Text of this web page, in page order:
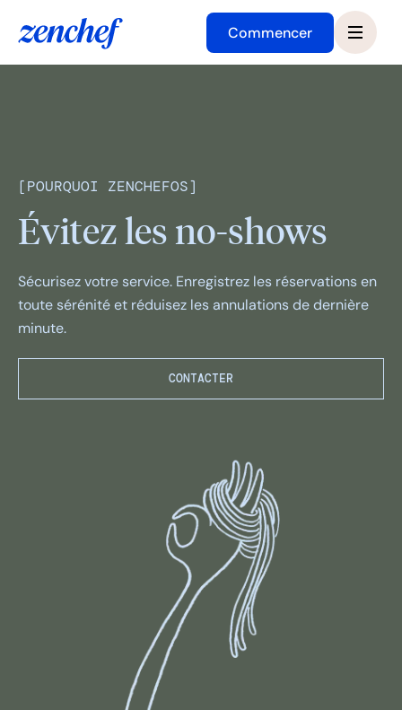
Commencer
[POURQUOI ZENCHEFOS]
Évitez les no-shows
Sécurisez votre service. Enregistrez les réservations en
toute sérénité et réduisez les annulations de dernière
minute.
CONTACTER